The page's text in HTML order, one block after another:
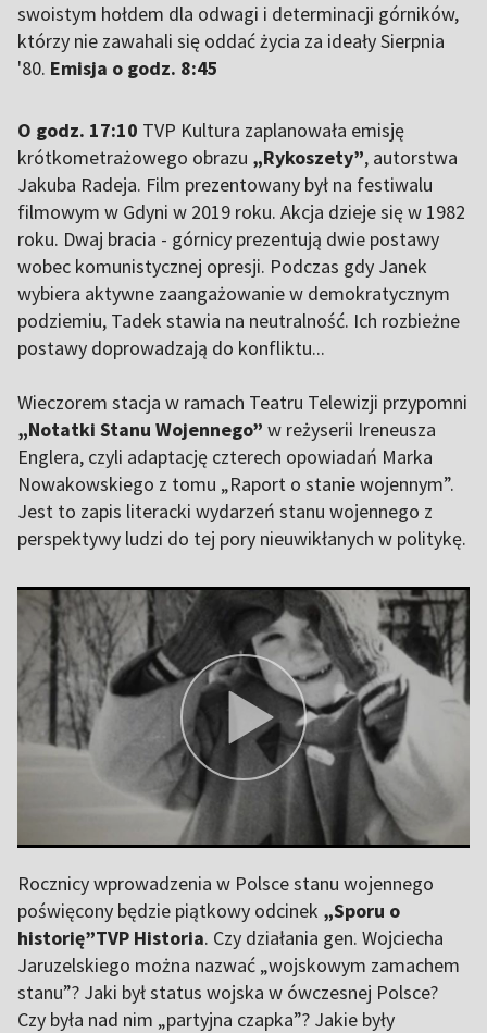
swoistym hołdem dla odwagi i determinacji górników,
którzy nie zawahali się oddać życia za ideały Sierpnia
'80. Emisja o godz. 8:45
O godz. 17:10 TVP Kultura zaplanowała emisję
krótkometrażowego obrazu „Rykoszety”, autorstwa
Jakuba Radeja. Film prezentowany był na festiwalu
filmowym w Gdyni w 2019 roku. Akcja dzieje się w 1982
roku. Dwaj bracia - górnicy prezentują dwie postawy
wobec komunistycznej opresji. Podczas gdy Janek
wybiera aktywne zaangażowanie w demokratycznym
podziemiu, Tadek stawia na neutralność. Ich rozbieżne
postawy doprowadzają do konfliktu...
Wieczorem stacja w ramach Teatru Telewizji przypomni
„Notatki Stanu Wojennego” w reżyserii Ireneusza
Englera, czyli adaptację czterech opowiadań Marka
Nowakowskiego z tomu „Raport o stanie wojennym”.
Jest to zapis literacki wydarzeń stanu wojennego z
perspektywy ludzi do tej pory nieuwikłanych w politykę.
Rocznicy wprowadzenia w Polsce stanu wojennego
poświęcony będzie piątkowy odcinek „Sporu o
historię”TVP Historia. Czy działania gen. Wojciecha
Jaruzelskiego można nazwać „wojskowym zamachem
stanu”? Jaki był status wojska w ówczesnej Polsce?
Czy była nad nim „partyjna czapka”? Jakie były